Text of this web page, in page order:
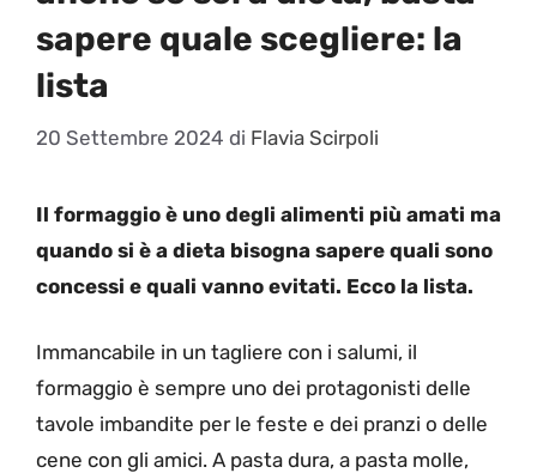
sapere quale scegliere: la
lista
20 Settembre 2024 di Flavia Scirpoli
Il formaggio è uno degli alimenti più amati ma
quando si è a dieta bisogna sapere quali sono
concessi e quali vanno evitati. Ecco la lista.
Immancabile in un tagliere con i salumi, il
formaggio è sempre uno dei protagonisti delle
tavole imbandite per le feste e dei pranzi o delle
cene con gli amici. A pasta dura, a pasta molle,